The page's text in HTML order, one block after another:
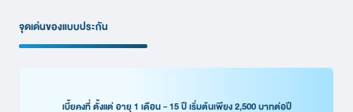
จุดเด่นของแบบประกัน
เบี้ยคงที่ ตั้งแต่ อายุ 1 เดือน - 15 ปี เริ่มต้นเพียง 2,500 บาทต่อปี